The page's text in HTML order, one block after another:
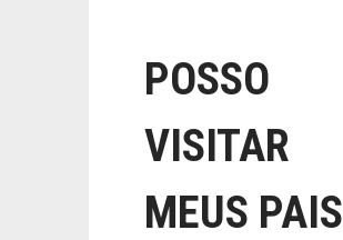
POSSO
VISITAR
MEUS PAIS